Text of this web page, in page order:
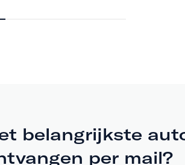
belangrijkste
per mail?